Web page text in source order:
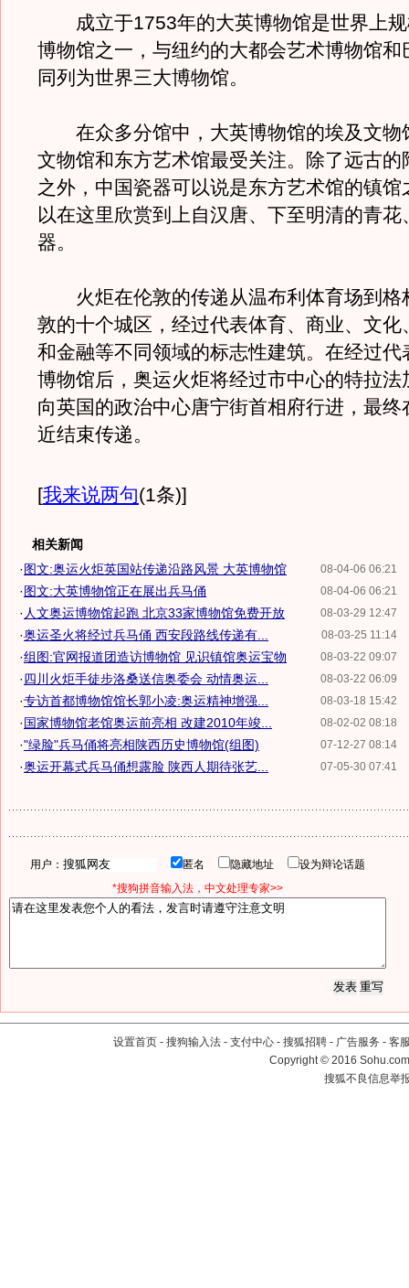
成立于1753年的大英博物馆是世界上规
博物馆之一，与纽约的大都会艺术博物馆和
同列为世界三大博物馆。
在众多分馆中，大英博物馆的埃及文物
文物馆和东方艺术馆最受关注。除了远古的
之外，中国瓷器可以说是东方艺术馆的镇馆
以在这里欣赏到上自汉唐、下至明清的青花
器。
火炬在伦敦的传递从温布利体育场到格
敦的十个城区，经过代表体育、商业、文化
和金融等不同领域的标志性建筑。在经过代
博物馆后，奥运火炬将经过市中心的特拉法
向英国的政治中心唐宁街首相府行进，最终
近结束传递。
[我来说两句(1条)]
相关新闻
08-04-06 06:21
·图文:奥运火炬英国站传递沿路风景 大英博物馆
08-04-06 06:21
·图文:大英博物馆正在展出兵马俑
08-03-29 12:47
· 人文奥运博物馆起跑 北京33家博物馆免费开放
08-03-25 11:14
·奥运圣火将经过兵马俑 西安段路线传递有...
08-03-22 09:07
·组图:官网报道团造访博物馆 见识镇馆奥运宝物
08-03-22 06:09
·四川火炬手徒步洛桑送信奥委会 动情奥运...
08-03-18 15:42
·专访首都博物馆馆长郭小凌:奥运精神增强...
08-02-02 08:18
·国家博物馆老馆奥运前亮相 改建2010年竣...
07-12-27 08:14
·"绿脸"兵马俑将亮相陕西历史博物馆(组图)
07-05-30 07:41
·奥运开幕式兵马俑想露脸 陕西人期待张艺...
用户： 匿名 隐藏地址
设为辩论话题
*搜狗拼音输入法，中文处理专家>>
设置首页 - 搜狗输入法 - 支付中心 - 搜狐招聘 - 广告服务 - 客
Copyright©2016
搜狐不良信息举